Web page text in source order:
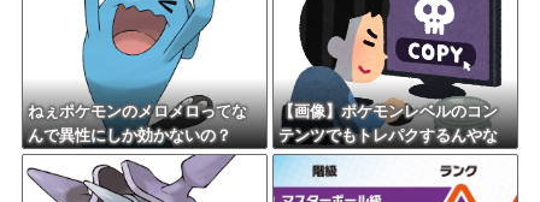
ねぇポケモンのメロメロってな
んで異性にしか効かないの？
【画像】ポケモンレベルのコン
テンツでもトレパクするんやな